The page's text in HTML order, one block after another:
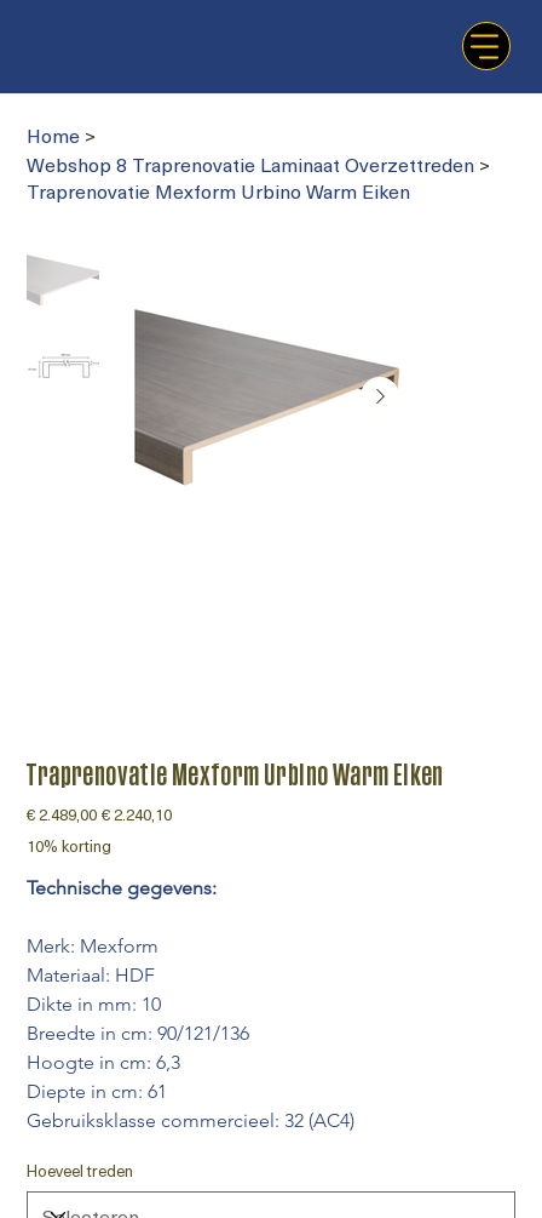
Home >
Webshop 8 Traprenovatie Laminaat Overzettreden >
Traprenovatie Mexform Urbino Warm Eiken
Traprenovatie Mexform Urbino Warm Eiken
Originele
prijs
€ 2.489,00 Verkoopprijs
€ 2.240,10
10% korting
Technische gegevens:
Merk: Mexform
Materiaal: HDF
Dikte in mm: 10
Breedte in cm: 90/121/136
Hoogte in cm: 6,3
Diepte in cm: 61
Gebruiksklasse commercieel: 32 (AC4)
Hoeveel treden